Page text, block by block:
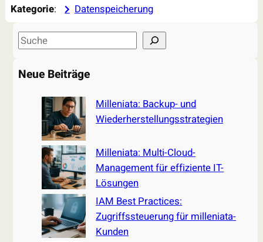
Kategorie:
Datenspeicherung
S
e
a
Neue Beiträge
Milleniata: Backup- und
Wiederherstellungsstrategien
Milleniata: Multi-Cloud-
Management für effiziente IT-
Lösungen
IAM Best Practices:
Zugriffssteuerung für milleniata-
Kunden